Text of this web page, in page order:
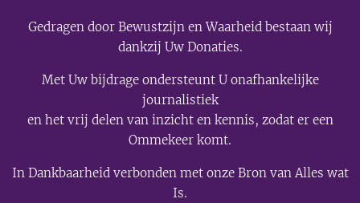
Gedragen door Bewustzijn en Waarheid bestaan wij
dankzij Uw Donaties.
Met Uw bijdrage ondersteunt U onafhankelijke
journalistiek
en het vrij delen van inzicht en kennis, zodat er een
Ommekeer komt.
In Dankbaarheid verbonden met onze Bron van Alles wat
Is.